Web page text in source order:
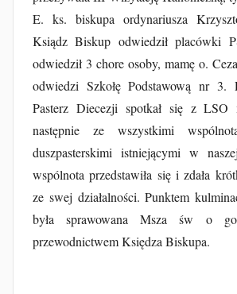
a
E. ks. biskupa ordynariusza
Ksiądz Biskup odwiedził placówki
odwiedził 3 chore osoby, mamę o.
odwiedzi Szkołę Podstawową nr 3.
Pasterz Diecezji spotkał się z LSO
następnie ze wszystkimi
duszpasterskimi istniejącymi w
wspólnota przedstawiła się i zdała
ze swej działalności. Punktem
była sprawowana Msza św o
przewodnictwem Księdza Biskupa.